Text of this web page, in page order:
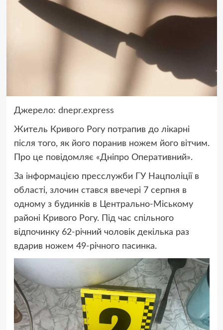
Джерело: dnepr.express
Житель Кривого Рогу потрапив до лікарні
після того, як його поранив ножем його вітчим.
Про це повідомляє «Дніпро Оперативний».
За інформацією пресслужби ГУ Нацполіції в
області, злочин стався ввечері 7 серпня в
одному з будинків в Центрально-Міському
районі Кривого Рогу. Під час спільного
відпочинку 62-річний чоловік декілька раз
вдарив ножем 49-річного пасинка.